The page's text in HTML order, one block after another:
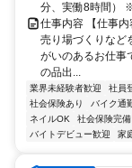
分、実働8時間）
仕事内容 【仕事内
売り場づくりなど
がいのあるお仕事
の品出...
業界未経験者歓迎 社員
社会保険あり
バイク通
ネイルOK
社会保険完備
バイトデビュー歓迎
家